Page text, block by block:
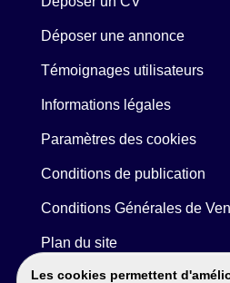
Les cookies permettent
Déposer une annonce
Témoignages utilisateurs
Informations légales
Paramètres des cookies
Conditions de publication
Conditions Générales de
Plan du site